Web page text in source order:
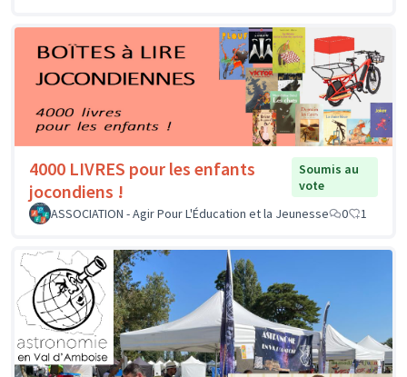
4000 LIVRES pour les enfants
jocondiens !
Soumis au
vote
ASSOCIATION - Agir Pour L'Éducation et la Jeunesse
0 1